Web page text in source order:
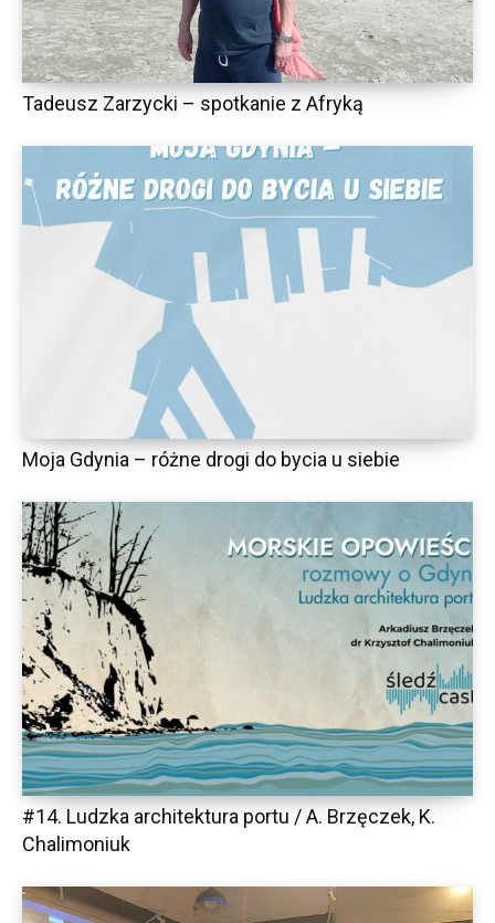
Tadeusz Zarzycki – spotkanie z Afryką
Moja Gdynia – różne drogi do bycia u siebie
#14. Ludzka architektura portu / A. Brzęczek, K.
Chalimoniuk